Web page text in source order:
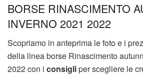
BORSE RINASCIMENTO
INVERNO 2021 2022
Scopriamo in anteprima le foto e i
della linea borse Rinascimento
2022 con i consigliper scegliere le